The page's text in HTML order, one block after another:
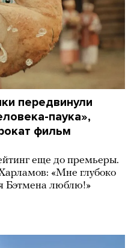
передвинули
паука»,
фильм
еще до премьеры.
«Мне глубоко
Бэтмена люблю!»